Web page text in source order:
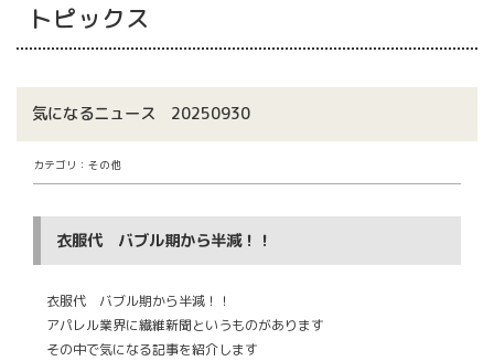
トピックス
気になるニュース 20250930
カテゴリ：その他
衣服代 バブル期から半減！！
衣服代 バブル期から半減！！
アパレル業界に繊維新聞というものがあります
その中で気になる記事を紹介します